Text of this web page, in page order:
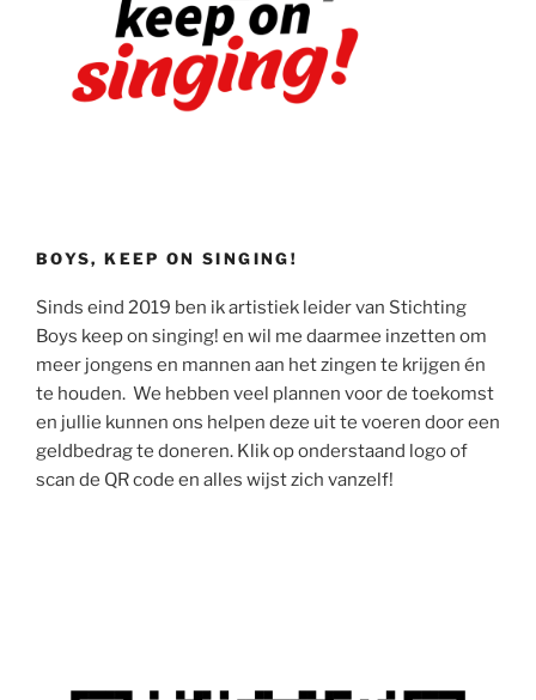
BOYS, KEEP ON SINGING!
Sinds eind 2019 ben ik artistiek leider van Stichting
Boys keep on singing! en wil me daarmee inzetten om
meer jongens en mannen aan het zingen te krijgen én
te houden. We hebben veel plannen voor de toekomst
en jullie kunnen ons helpen deze uit te voeren door een
geldbedrag te doneren. Klik op onderstaand logo of
scan de QR code en alles wijst zich vanzelf!